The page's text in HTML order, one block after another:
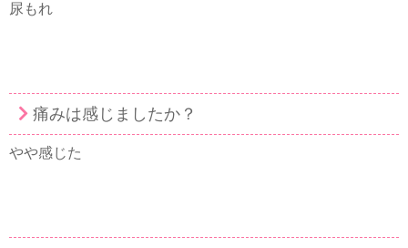
尿もれ
痛みは感じましたか？
やや感じた